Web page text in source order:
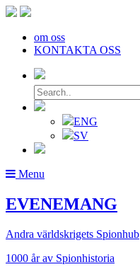
om oss
KONTAKTA OSS
ENG
SV
Menu
EVENEMANG
Andra världskrigets Spionhub
1000 år av Spionhistoria